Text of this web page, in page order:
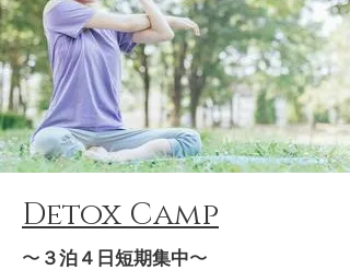
​Detox Camp
〜 ３泊４日短期集中〜